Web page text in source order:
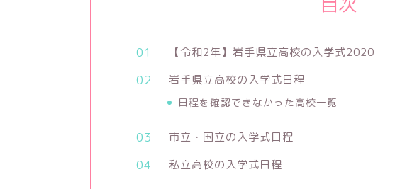
【令和2年】岩手県立高校の入学式2020
岩手県立高校の入学式日程
日程を確認できなかった高校一覧
市立・国立の入学式日程
私立高校の入学式日程